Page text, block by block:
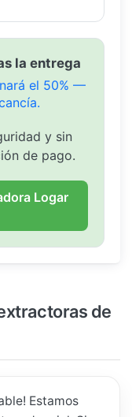
la entrega
el 50% —
y sin
de pago.
Logar
de
Estamos